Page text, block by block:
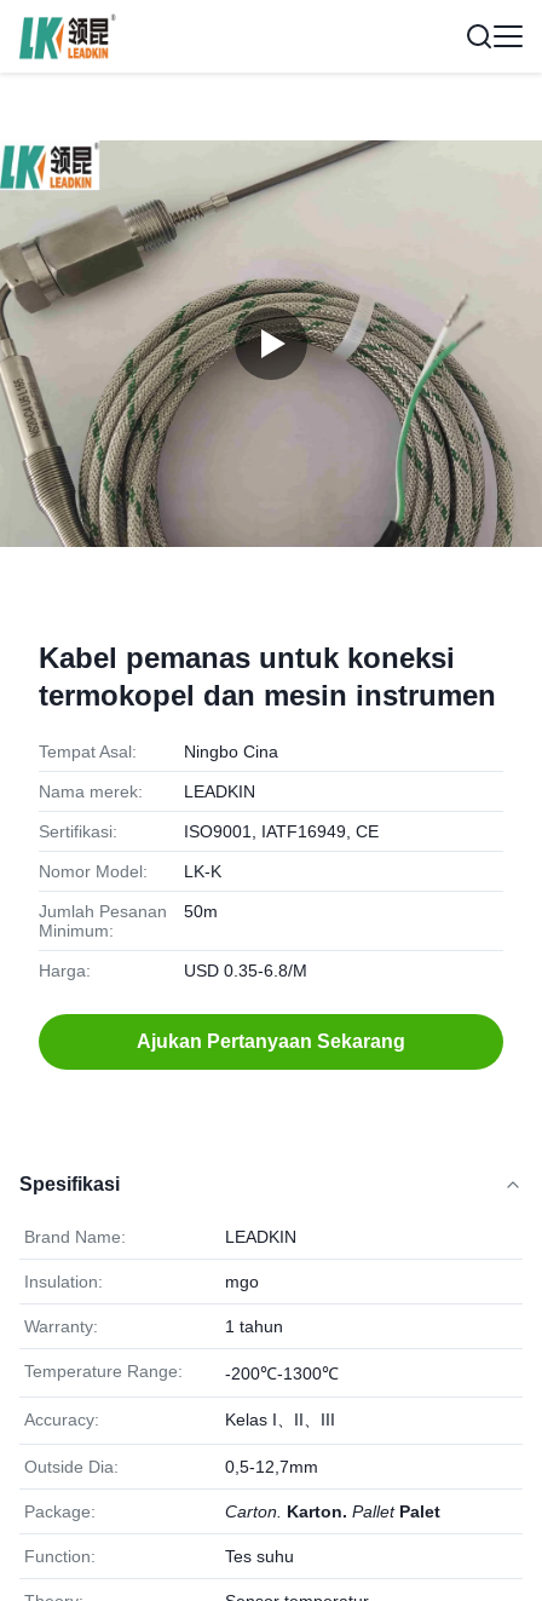
Kabel pemanas untuk koneksi
termokopel dan mesin instrumen
Tempat Asal: Ningbo Cina
Nama merek: LEADKIN
Sertifikasi: ISO9001, IATF16949, CE
Nomor Model: LK-K
Jumlah Pesanan
Minimum:
50m
Harga: USD 0.35-6.8/M
Ajukan Pertanyaan Sekarang
Spesifikasi
Brand Name: LEADKIN
Insulation: mgo
Warranty: 1 tahun
Temperature Range: -200℃-1300℃
Accuracy: Kelas I、II、III
Outside Dia: 0,5-12,7mm
Package: Carton. Karton. Pallet Palet
Function: Tes suhu